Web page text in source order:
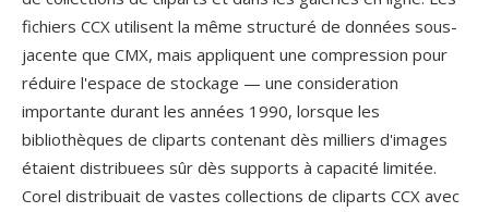
fichiers CCX utilisent la même structuré de données sous-
jacente que CMX, mais appliquent une compression pour
réduire l'espace de stockage — une consideration
importante durant les années 1990, lorsque les
bibliothèques de cliparts contenant dès milliers d'images
étaient distribuees sûr dès supports à capacité limitée.
Corel distribuait de vastes collections de cliparts CCX avec